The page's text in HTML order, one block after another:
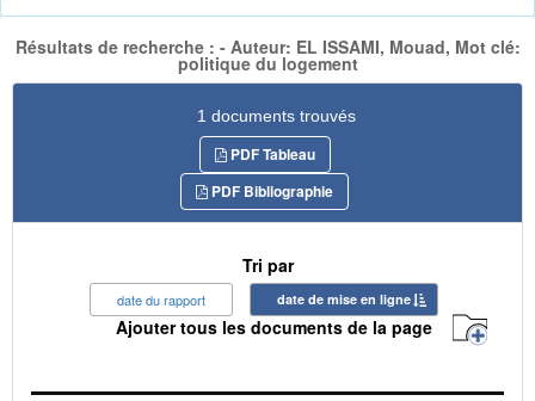
Résultats de recherche : - Auteur: EL ISSAMI, Mouad, Mot clé:
politique du logement
1 documents trouvés
PDF Tableau
PDF Bibliographie
Tri par
date du rapport date de mise en ligne
Ajouter tous les documents de la page